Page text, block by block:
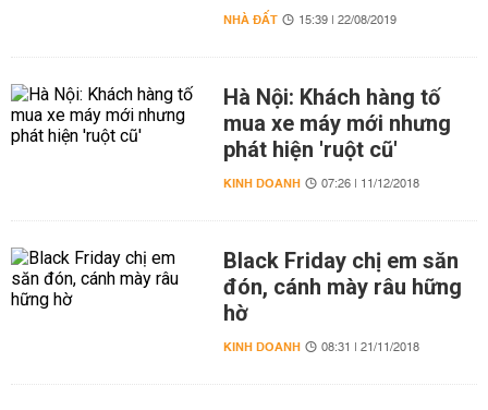
NHÀ ĐẤT 15:39 | 22/08/2019
Hà Nội: Khách hàng tố
mua xe máy mới nhưng
phát hiện 'ruột cũ'
KINH DOANH 07:26 | 11/12/2018
Black Friday chị em săn
đón, cánh mày râu hững
hờ
KINH DOANH 08:31 | 21/11/2018